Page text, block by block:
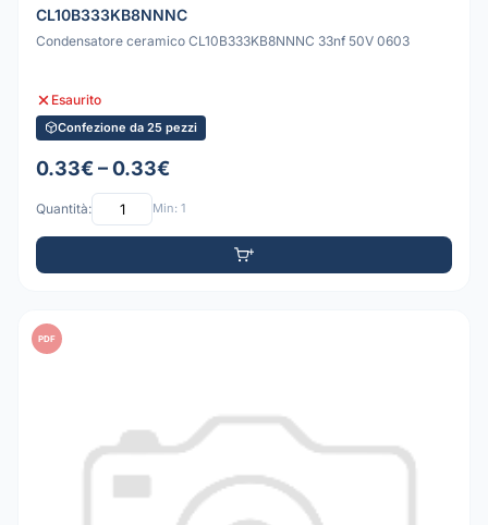
CL10B333KB8NNNC
Condensatore ceramico CL10B333KB8NNNC 33nf 50V 0603
Esaurito
Confezione da 25 pezzi
0.33€ – 0.33€
Quantità: Min: 1
PDF